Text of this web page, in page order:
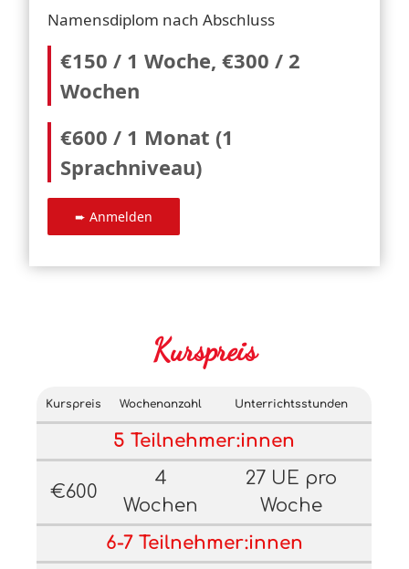
Namensdiplom nach Abschluss
€150 / 1 Woche, €300 / 2
Wochen
€600 / 1 Monat (1
Sprachniveau)
Kurspreis
Kurspreis Wochenanzahl Unterrichtsstunden
5 Teilnehmer:innen
€600
4
Wochen
27 UE pro
Woche
6-7 Teilnehmer:innen